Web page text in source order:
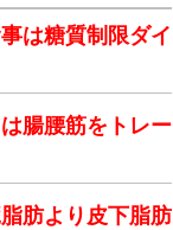
は糖質制限ダイ
腸腰筋をトレー
肪より皮下脂肪